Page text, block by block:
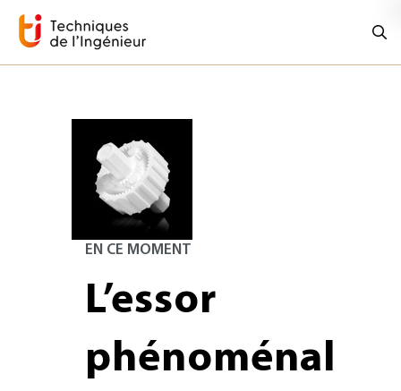
EN CE MOMENT
L’essor
phénoménal